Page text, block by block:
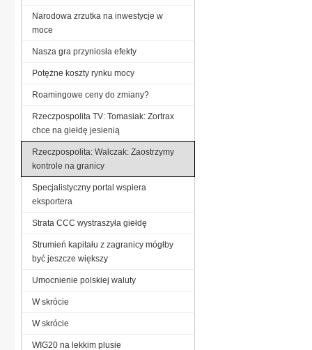
Narodowa zrzutka na inwestycje w
moce
Nasza gra przyniosła efekty
Potężne koszty rynku mocy
Roamingowe ceny do zmiany?
Rzeczpospolita TV: Tomasiak: Zortrax
chce na giełdę jesienią
Rzeczpospolita: Walczak: Zaostrzymy
kontrole na granicy
Specjalistyczny portal wspiera
eksportera
Strata CCC wystraszyła giełdę
Strumień kapitału z zagranicy mógłby
być jeszcze większy
Umocnienie polskiej waluty
W skrócie
W skrócie
WIG20 na lekkim plusie